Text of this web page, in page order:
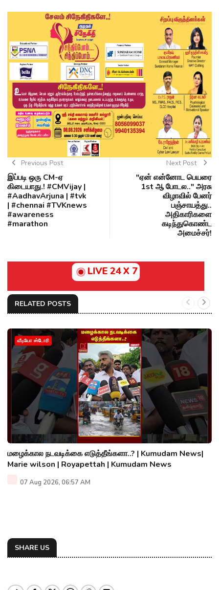
Previous Post
இப்படி ஒரு CM-ஏ
கிடையாது.! #CMVijay‌ |
#AadhavArjuna | #tvk
| #chennai #TVKnews
#awareness
#marathon
Next Post
"ஏன் என்னோட பெயரை
1st ஆ போடல.." அரசு
விழாவில் பேனர்
பஞ்சாயத்து..
அதிகாரிகளை
கடிந்துகொண்ட
அமைச்சர்!
LIVE 24 X 7
RELATED POSTS
வீடியோ ஸ்டோரி
மழைக்கால நடவடிக்கை எடுத்தீங்களா..? | Kumudam News|
Marie wilson | Royapettah | Kumudam News
07 Aug 2026, 06:57 AM
SHARE US